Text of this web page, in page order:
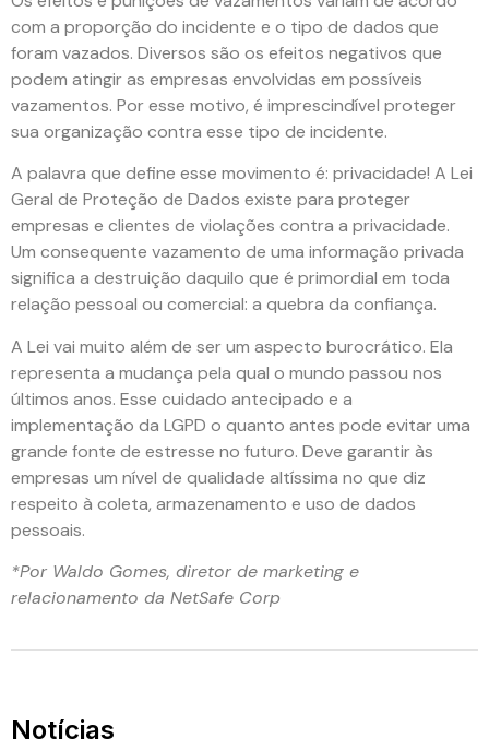
com a proporção do incidente e o tipo de dados que
foram vazados. Diversos são os efeitos negativos que
podem atingir as empresas envolvidas em possíveis
vazamentos. Por esse motivo, é imprescindível proteger
sua organização contra esse tipo de incidente.
A palavra que define esse movimento é: privacidade! A Lei
Geral de Proteção de Dados existe para proteger
empresas e clientes de violações contra a privacidade.
Um consequente vazamento de uma informação privada
significa a destruição daquilo que é primordial em toda
relação pessoal ou comercial: a quebra da confiança.
A Lei vai muito além de ser um aspecto burocrático. Ela
representa a mudança pela qual o mundo passou nos
últimos anos. Esse cuidado antecipado e a
implementação da LGPD o quanto antes pode evitar uma
grande fonte de estresse no futuro. Deve garantir às
empresas um nível de qualidade altíssima no que diz
respeito à coleta, armazenamento e uso de dados
pessoais.
*Por Waldo Gomes, diretor de marketing e
relacionamento da NetSafe Corp
Notícias